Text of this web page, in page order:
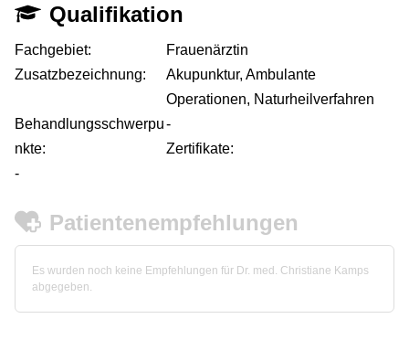
Qualifikation
Fachgebiet:
Frauenärztin
Zusatzbezeichnung:
Akupunktur, Ambulante
Operationen, Naturheilverfahren
Behandlungsschwerpu
nkte:
-
Zertifikate:
-
Patientenempfehlungen
Es wurden noch keine Empfehlungen für Dr. med. Christiane Kamps
abgegeben.